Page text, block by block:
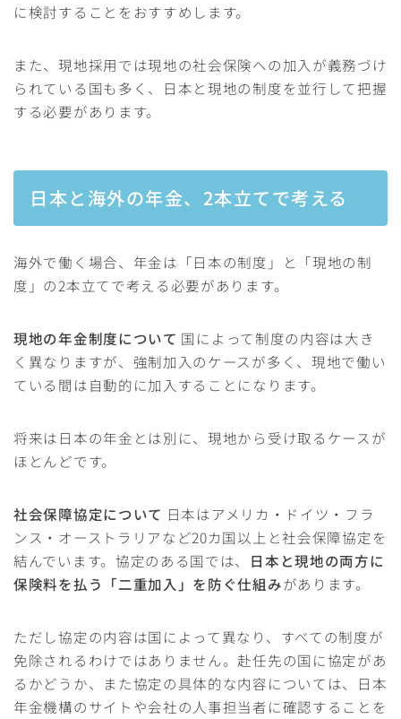
に検討することをおすすめします。
また、現地採用では現地の社会保険への加入が義務づけ
られている国も多く、日本と現地の制度を並行して把握
する必要があります。
日本と海外の年金、2本立てで考える
海外で働く場合、年金は「日本の制度」と「現地の制
度」の2本立てで考える必要があります。
現地の年金制度について 国によって制度の内容は大き
く異なりますが、強制加入のケースが多く、現地で働い
ている間は自動的に加入することになります。
将来は日本の年金とは別に、現地から受け取るケースが
ほとんどです。
社会保障協定について 日本はアメリカ・ドイツ・フラ
ンス・オーストラリアなど20カ国以上と社会保障協定を
結んでいます。協定のある国では、 日本と現地の両方に
保険料を払う「二重加入」を防ぐ仕組みがあります。
ただし協定の内容は国によって異なり、すべての制度が
免除されるわけではありません。赴任先の国に協定があ
るかどうか、また協定の具体的な内容については、日本
年金機構のサイトや会社の人事担当者に確認することを